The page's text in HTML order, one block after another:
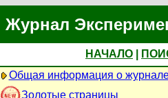
Журнал
НАЧАЛО
Общая информация о
Золотые страницы